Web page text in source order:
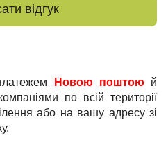
відгук
Новою поштою й
по всій території
або на вашу адресу зі